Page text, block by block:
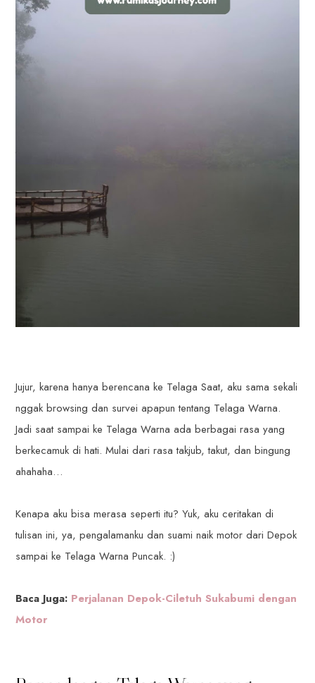
Jujur, karena hanya berencana ke Telaga Saat, aku sama sekali
nggak browsing dan survei apapun tentang Telaga Warna.
Jadi saat sampai ke Telaga Warna ada berbagai rasa yang
berkecamuk di hati. Mulai dari rasa takjub, takut, dan bingung
ahahaha…
Kenapa aku bisa merasa seperti itu? Yuk, aku ceritakan di
tulisan ini, ya, pengalamanku dan suami naik motor dari Depok
sampai ke Telaga Warna Puncak. :)
Baca Juga: Perjalanan Depok-Ciletuh Sukabumi dengan
Motor